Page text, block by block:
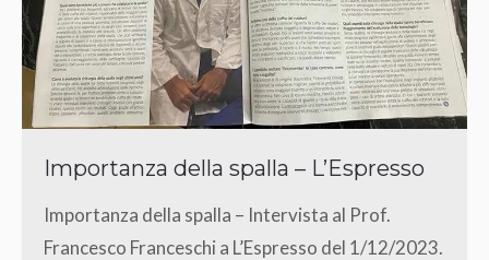
Importanza della spalla – L’Espresso
Importanza della spalla – Intervista al Prof.
Francesco Franceschi a L’Espresso del 1/12/2023.